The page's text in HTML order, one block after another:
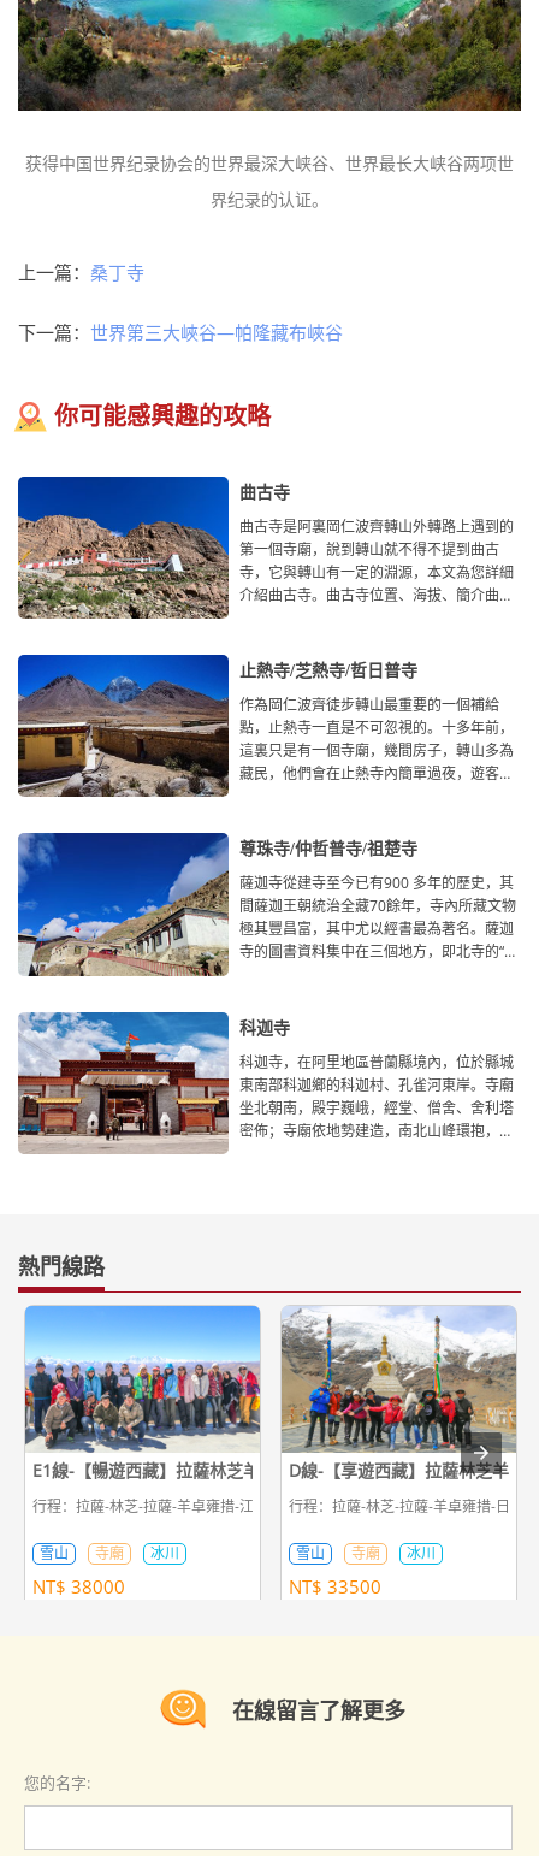
获得中国世界纪录协会的世界最深大峡谷、世界最长大峡谷两项世
界纪录的认证。
上一篇： 桑丁寺
下一篇： 世界第三大峽谷—帕隆藏布峽谷
你可能感興趣的攻略
曲古寺
曲古寺是阿裏岡仁波齊轉山外轉路上遇到的
第一個寺廟，說到轉山就不得不提到曲古
寺，它與轉山有一定的淵源，本文為您詳細
介紹曲古寺。曲古寺位置、海拔、簡介曲古
止熱寺/芝熱寺/哲日普寺
作為岡仁波齊徒步轉山最重要的一個補給
點，止熱寺一直是不可忽視的。十多年前，
這裏只是有一個寺廟，幾間房子，轉山多為
藏民，他們會在止熱寺內簡單過夜，遊客較
尊珠寺/仲哲普寺/祖楚寺
薩迦寺從建寺至今已有900 多年的歷史，其
間薩迦王朝統治全藏70餘年，寺內所藏文物
極其豐昌富，其中尤以經書最為著名。薩迦
寺的圖書資料集中在三個地方，即北寺的“烏
科迦寺
科迦寺，在阿里地區普蘭縣境內，位於縣城
東南部科迦鄉的科迦村、孔雀河東岸。寺廟
坐北朝南，殿宇巍峨，經堂、僧舍、舍利塔
密佈；寺廟依地勢建造，南北山峰環抱，依
熱門線路
E1線-【暢遊西藏】拉薩林芝羊湖日喀則珠峰11日遊
行程：拉薩-林芝-拉薩-羊卓雍措-江孜-日喀則-定日-珠峰大本營-定日-日喀則-拉
雪山 寺廟 冰川
NT$ 38000
D線-【享遊西藏】拉薩林芝羊湖
行程：拉薩-林芝-拉薩-羊卓雍措-日喀
雪山 寺廟 冰川
NT$ 33500
在線留言了解更多
您的名字: